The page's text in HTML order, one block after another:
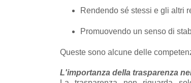
Rendendo sé stessi e gli altri
Promuovendo un senso di
Queste sono alcune delle
L'importanza della trasparenza